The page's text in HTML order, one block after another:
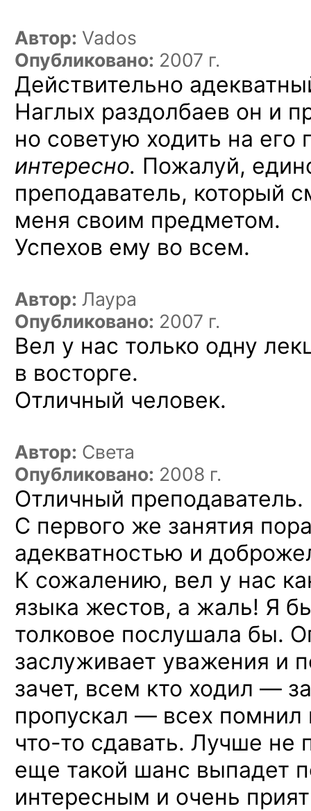
Автор: Vados
Опубликовано: 2007 г.
Действительно
Наглых раздолбаев он и
но советую ходить на
интересно. Пожалуй,
преподаватель, который
меня своим предметом.
Успехов ему во всем.
Автор: Лаура
Опубликовано: 2007 г.
Вел у нас только одну
в восторге.
Отличный человек.
Автор: Света
Опубликовано: 2008 г.
Отличный преподаватель.
С первого же занятия
адекватностью и
К сожалению, вел у нас
языка жестов, а жаль! Я
толковое послушала бы.
заслуживает уважения и
зачет, всем кто ходил —
пропускал — всех помнил
что-то сдавать. Лучше не
еще такой шанс выпадет
интересным и очень